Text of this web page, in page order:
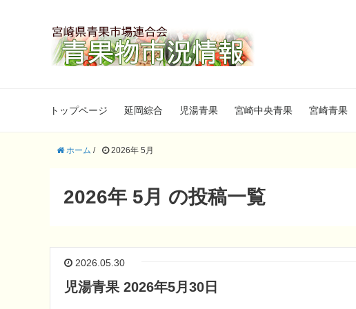
トップページ 延岡綜合 児湯青果 宮崎中央青果 宮崎青果
ホーム / 2026年 5月
2026年 5月 の投稿一覧
2026.05.30
児湯青果 2026年5月30日